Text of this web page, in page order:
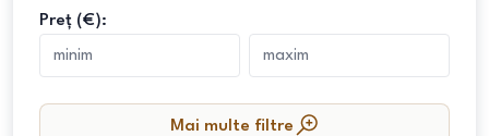
Preț (€):
Mai multe filtre